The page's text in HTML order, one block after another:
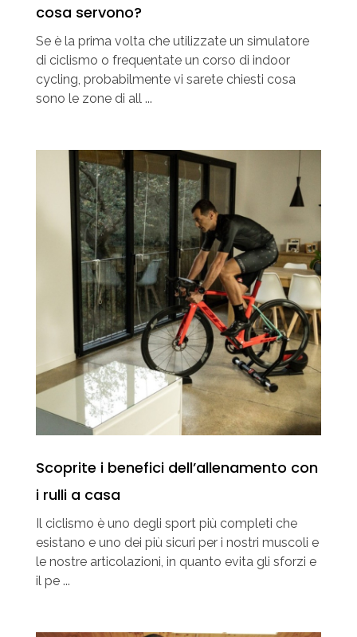
cosa servono?
Se è la prima volta che utilizzate un simulatore
di ciclismo o frequentate un corso di indoor
cycling, probabilmente vi sarete chiesti cosa
sono le zone di all ...
Scoprite i benefici dell’allenamento con
i rulli a casa
Il ciclismo è uno degli sport più completi che
esistano e uno dei più sicuri per i nostri muscoli e
le nostre articolazioni, in quanto evita gli sforzi e
il pe ...